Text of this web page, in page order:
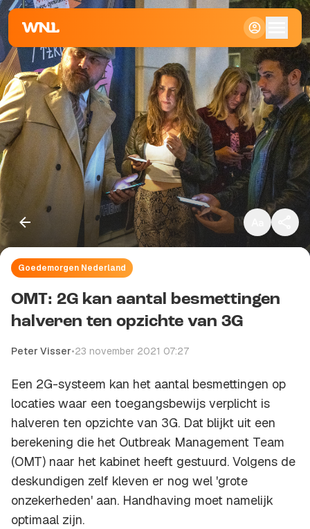
Klein
Standaard
Groot
Goedemorgen Nederland
OMT: 2G kan aantal besmettingen
halveren ten opzichte van 3G
Peter Visser•23 november 2021 07:27
Een 2G-systeem kan het aantal besmettingen op
locaties waar een toegangsbewijs verplicht is
halveren ten opzichte van 3G. Dat blijkt uit een
berekening die het Outbreak Management Team
(OMT) naar het kabinet heeft gestuurd. Volgens de
deskundigen zelf kleven er nog wel 'grote
onzekerheden' aan. Handhaving moet namelijk
optimaal zijn.